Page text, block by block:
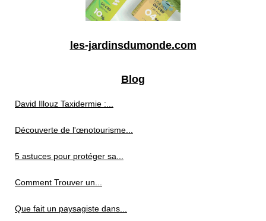
les-jardinsdumonde.com
Blog
David Illouz Taxidermie :...
Découverte de l'œnotourisme...
5 astuces pour protéger sa...
Comment Trouver un...
Que fait un paysagiste dans...